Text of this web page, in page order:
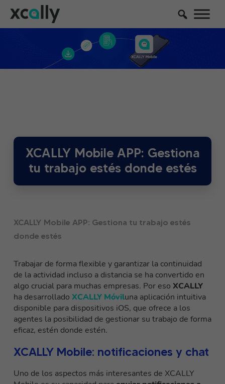
XCALLY Mobile APP: Gestiona
tu trabajo estés donde estés
XCALLY Mobile APP: Gestiona tu trabajo estés
donde estés
Trabajar de forma flexible y garantizar la continuidad
de la actividad incluso a distancia se ha convertido en
algo crucial para muchas empresas. Por eso XCALLY
ha desarrollado XCALLY Móviluna aplicación intuitiva
disponible para dispositivos iOS, que ofrece a los
agentes la posibilidad de gestionar su trabajo de forma
eficaz, estén donde estén.
XCALLY Mobile: notificaciones y chat
Uno de los aspectos más interesantes de XCALLY